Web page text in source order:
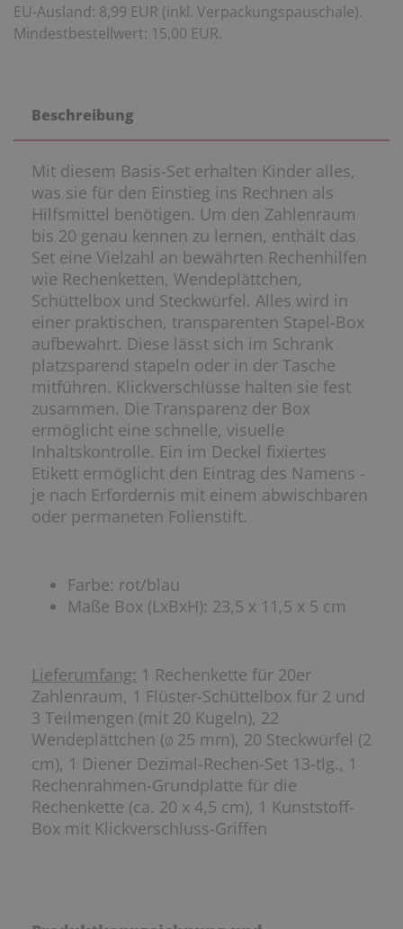
EU-Ausland: 8,99 EUR (inkl. Verpackungspauschale).
Mindestbestellwert: 15,00 EUR.
Beschreibung
Mit diesem Basis-Set erhalten Kinder alles,
was sie für den Einstieg ins Rechnen als
Hilfsmittel benötigen. Um den Zahlenraum
bis 20 genau kennen zu lernen, enthält das
Set eine Vielzahl an bewährten Rechenhilfen
wie Rechenketten, Wendeplättchen,
Schüttelbox und Steckwürfel. Alles wird in
einer praktischen, transparenten Stapel-Box
aufbewahrt. Diese lässt sich im Schrank
platzsparend stapeln oder in der Tasche
mitführen. Klickverschlüsse halten sie fest
zusammen. Die Transparenz der Box
ermöglicht eine schnelle, visuelle
Inhaltskontrolle. Ein im Deckel fixiertes
Etikett ermöglicht den Eintrag des Namens -
je nach Erfordernis mit einem abwischbaren
oder permaneten Folienstift.
Farbe: rot/blau
Maße Box (LxBxH): 23,5 x 11,5 x 5 cm
Lieferumfang: 1 Rechenkette für 20er
Zahlenraum, 1 Flüster-Schüttelbox für 2 und
3 Teilmengen (mit 20 Kugeln), 22
Wendeplättchen (ø 25 mm), 20 Steckwürfel (2
cm), 1 Diener Dezimal-Rechen-Set 13-tlg., 1
Rechenrahmen-Grundplatte für die
Rechenkette (ca. 20 x 4,5 cm), 1 Kunststoff-
Box mit Klickverschluss-Griffen